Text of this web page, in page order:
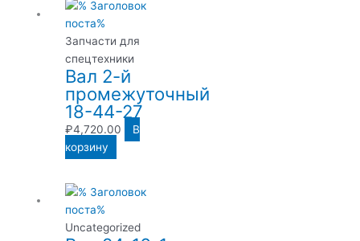
Запчасти для
спецтехники
Вал 2-й
промежуточный
18-44-27
₽4,720.00
В
корзину
Uncategorized